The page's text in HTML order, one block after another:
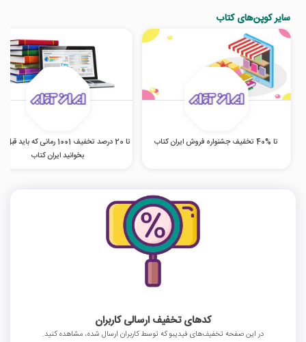
سایر کوپن‌های کتاب
تا %40 تخفیف جشنواره فروش ایران کتاب
تا 20 درصد تخفیف 1001 رمانی که
بخوانید ایران کتاب
کدهای تخفیف ارسالی کاربران
در این صفحه تخفیف‌های فیدیبو که توسط کاربران ارسال شده، مشاهده کنید.